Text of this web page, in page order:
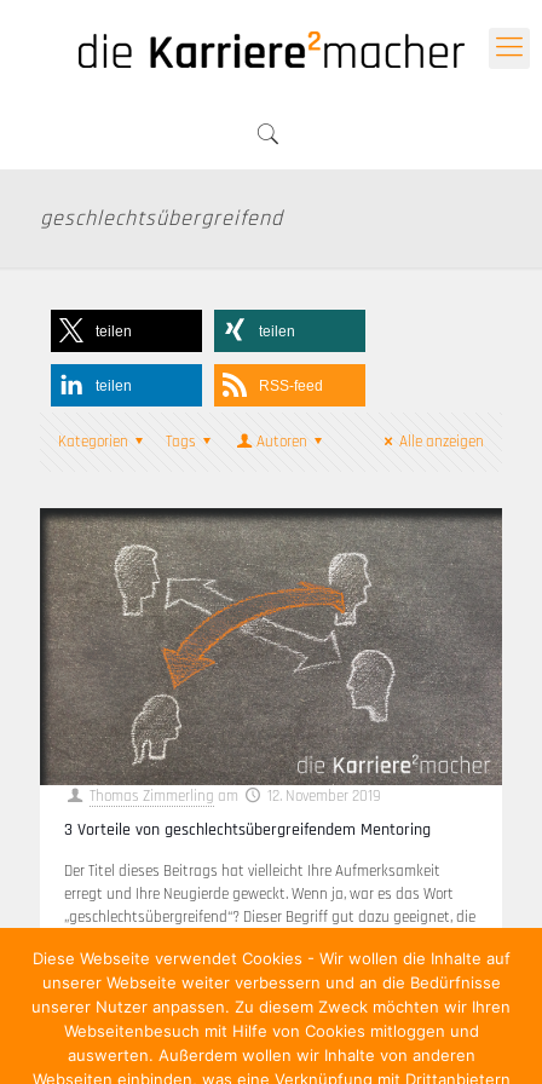
geschlechtsübergreifend
teilen teilen
teilen RSS-feed
Kategorien Tags Autoren Alle anzeigen
Thomas Zimmerling am 12. November 2019
3 Vorteile von geschlechtsübergreifendem Mentoring
Der Titel dieses Beitrags hat vielleicht Ihre Aufmerksamkeit
erregt und Ihre Neugierde geweckt. Wenn ja, war es das Wort
„geschlechtsübergreifend“? Dieser Begriff gut dazu geeignet, die
Weiterlesen
Diese Webseite verwendet Cookies - Wir wollen die Inhalte auf
unserer Webseite weiter verbessern und an die Bedürfnisse
unserer Nutzer anpassen. Zu diesem Zweck möchten wir Ihren
Webseitenbesuch mit Hilfe von Cookies mitloggen und
auswerten. Außerdem wollen wir Inhalte von anderen
Webseiten einbinden, was eine Verknüpfung mit Drittanbietern